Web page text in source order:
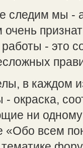
следим мы -
- это
в каждом
окраска,
ни
«Обо всем